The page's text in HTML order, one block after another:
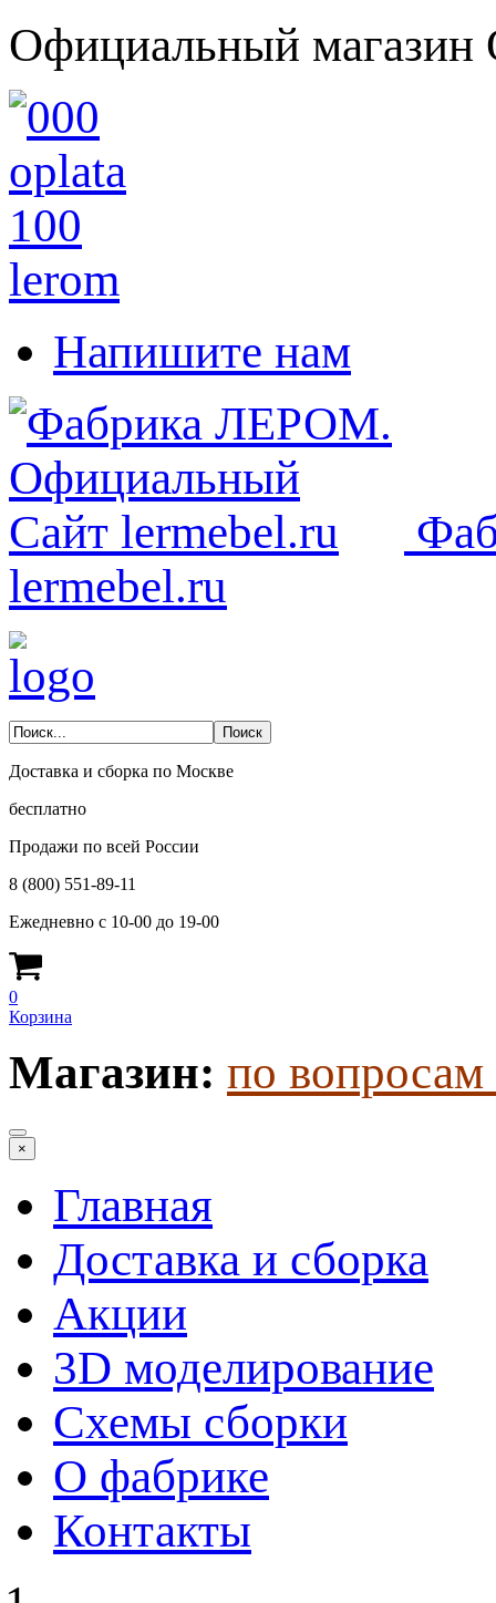
Официальный
Напишите нам
lermebel.ru
Доставка и сборка по Москве
бесплатно
Продажи по всей России
8 (800) 551-89-11
Ежедневно с 10-00 до 19-00
0
Корзина
Магазин: по
×
Главная
Доставка и сборка
Акции
3D моделирование
Схемы сборки
О фабрике
Контакты